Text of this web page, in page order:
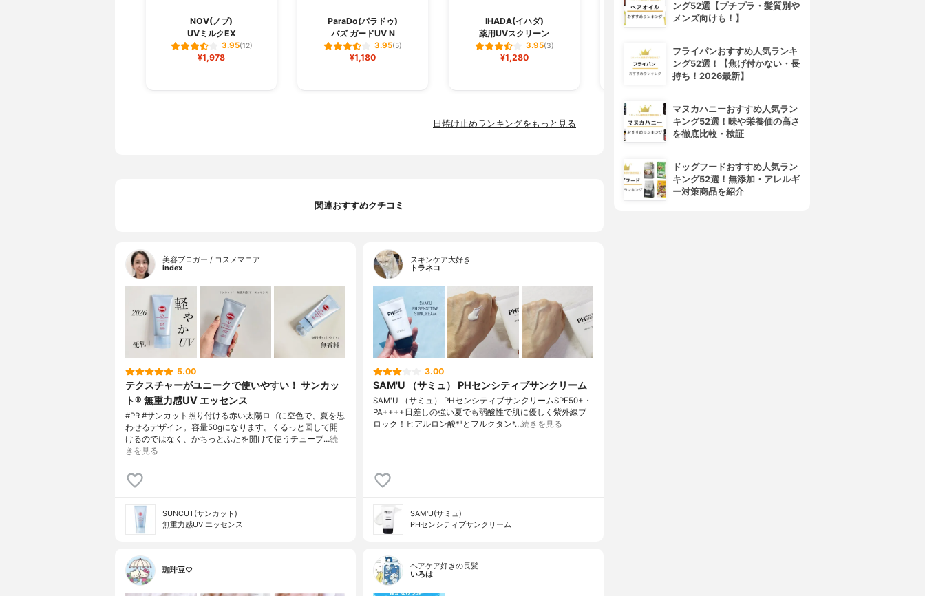
NOV(ノブ)
UVミルクEX
3.95(12)
¥1,978
ParaDo(パラドゥ)
バズ ガードUV N
3.95(5)
¥1,180
IHADA(イハダ)
薬用UVスクリーン
3.95(3)
¥1,280
LAROCHE-POSAY(ラ ロッシ
3.95
¥3,957
日焼け止めランキングをもっと見る
関連おすすめクチコミ
美容ブロガー / コスメマニア
index
5.00
テクスチャーがユニークで使いやすい！ サンカッ
ト® 無重力感UV エッセンス
#PR #サンカット照り付ける赤い太陽ロゴに空色で、夏を思
わせるデザイン。容量50gになります。くるっと回して開
けるのではなく、かちっとふたを開けて使うチューブ…続
きを見る
SUNCUT(サンカット)
無重力感UV エッセンス
スキンケア大好き
トラネコ
3.00
SAM'U （サミュ） PHセンシティブサンクリーム
SAM'U （サミュ） PHセンシティブサンクリームSPF50+・
PA++++日差しの強い夏でも弱酸性で肌に優しく紫外線ブ
ロック！ヒアルロン酸*¹とフルクタン*…続きを見る
SAM'U(サミュ)
PHセンシティブサンクリーム
珈琲豆♡
ヘアケア好きの長髪
いろは
ング52選【プチプラ・髪質別や
メンズ向けも！】
フライパンおすすめ人気ランキ
ング52選！【焦げ付かない・長
持ち！2026最新】
マヌカハニーおすすめ人気ラン
キング52選！味や栄養価の高さ
を徹底比較・検証
ドッグフードおすすめ人気ラン
キング52選！無添加・アレルギ
ー対策商品を紹介